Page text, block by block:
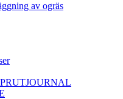
av ogräs